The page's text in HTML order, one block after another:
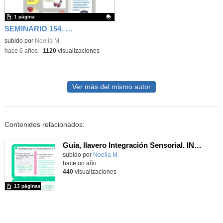
SEMINARIO 154. Entornos facilitadores de la comunicación y el lenguaje en escuelas de Ed.Infantil. EAT Coslada_San Fernando
Contenido educativo.
subido por Noelia M.
1 página
-hace 6 años- 1120visualizaciones
Ver más del mismo autor
Contenidos relacionados:
Guía, llavero Integración Sensorial. INTEGRACIÓN SENSORIAL. ADAPTACIÓN DEL ENTORNO ESCOLAR EN EL PRIMER CICLO DE ED.INFANTIL. Seminario E_0116. EOEP de Atención Temprana, San Fernando Coslada.
Contenido educativo.
subido por Noelia M.
13 páginas
hace un año
440visualizaciones